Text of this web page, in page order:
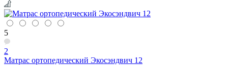
5
2
Матрас ортопедический Экосэндвич 12